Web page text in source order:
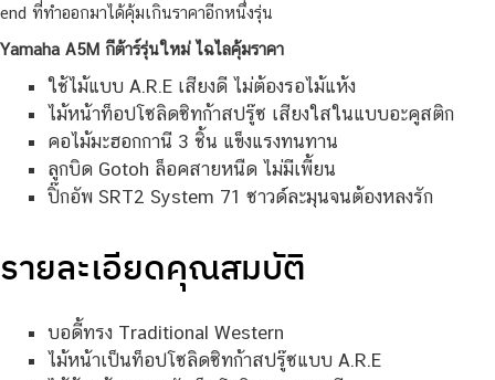
end ที่ทำออกมาได้คุ้มเกินราคาอีกหนึ่งรุ่น
Yamaha A5M กีต้าร์รุ่นใหม่ ไฉไลคุ้มราคา
ใช้ไม้แบบ A.R.E เสียงดี ไม่ต้องรอไม้แห้ง
ไม้หน้าท็อปโซลิดซิทก้าสปรู๊ซ เสียงใสในแบบอะคูสติก
คอไม้มะฮอกกานี 3 ชิ้น แข็งแรงทนทาน
ลูกบิด Gotoh ล็อคสายหนืด ไม่มีเพี้ยน
ปิ๊กอัพ SRT2 System 71 ซาวด์ละมุนจนต้องหลงรัก
รายละเอียดคุณสมบัติ
บอดี้ทรง Traditional Western
ไม้หน้าเป็นท็อปโซลิดซิทก้าสปรู๊ซแบบ A.R.E